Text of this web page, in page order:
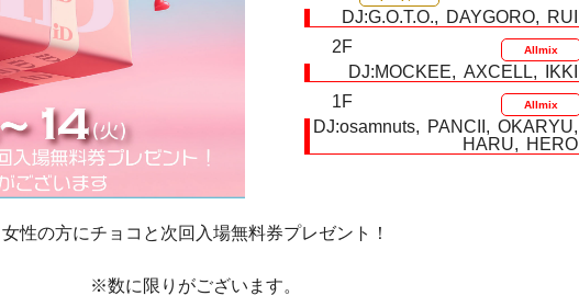
DJ:G.O.T.O. DAYGORO
RUI
2F
Allmix
DJ:MOCKEE AXCELL
IKKI
1F
Allmix
DJ:osamnuts PANCII
OKARYU
HARU
HERO
女性の方にチョコと次回入場無料券プレゼント！
※数に限りがございます。